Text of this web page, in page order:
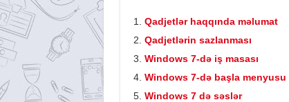
Qadjetlər haqqında məlumat
Qadjetlərin sazlanması
Windows 7-də iş masası
Windows 7-də başla menyusu
Windows 7 də səslər